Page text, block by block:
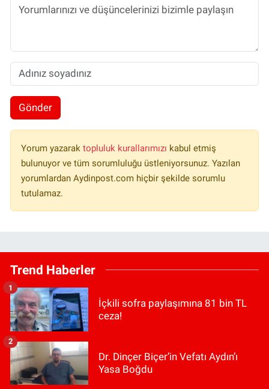
Gönder
Yorum yazarak topluluk kurallarımızı kabul etmiş
bulunuyor ve tüm sorumluluğu üstleniyorsunuz. Yazılan
yorumlardan Aydinpost.com hiçbir şekilde sorumlu
tutulamaz.
Trend Haberler
İçkili sofra paylaşımına 81 bin TL
ceza!
1
Dr. Dinçer Biçer’in Vefatı Aydın’ı
Yasa Boğdu
2